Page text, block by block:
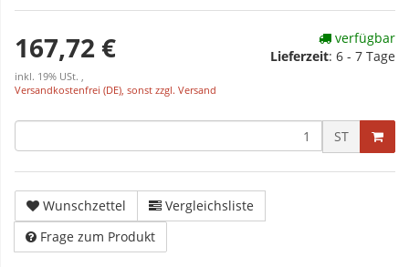
167,72 €
inkl. 19% USt. ,
Versandkostenfrei (DE), sonst zzgl. Versand
verfügbar
Lieferzeit: 6 - 7 Tage
ST
Wunschzettel
Vergleichsliste
Frage zum Produkt